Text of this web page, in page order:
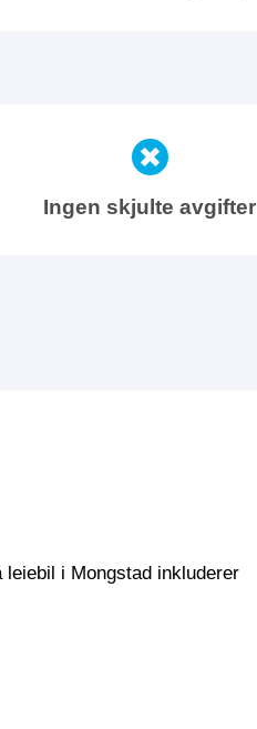
Ingen skjulte avgifter
i Mongstad inkluderer